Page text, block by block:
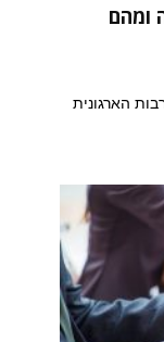
ומהם
הארגונית